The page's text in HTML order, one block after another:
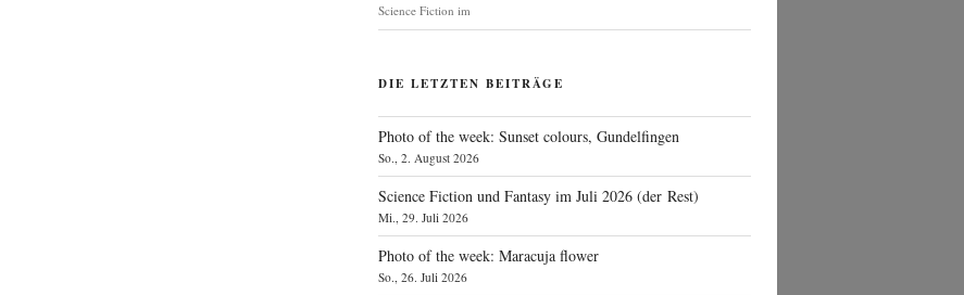
Science Fiction im
DIE LETZTEN BEITRÄGE
Photo of the week: Sunset colours, Gundelfingen
So., 2. August 2026
Science Fiction und Fantasy im Juli 2026 (der Rest)
Mi., 29. Juli 2026
Photo of the week: Maracuja flower
So., 26. Juli 2026